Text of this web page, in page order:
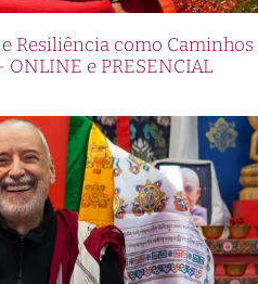
Resiliência como Caminhos
e PRESENCIAL